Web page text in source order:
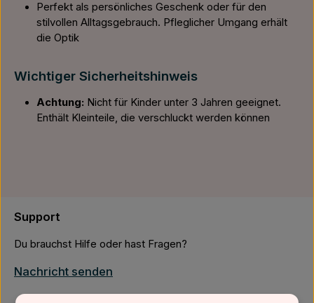
Perfekt als persönliches Geschenk oder für den
stilvollen Alltagsgebrauch. Pfleglicher Umgang erhält
die Optik
Wichtiger Sicherheitshinweis
Achtung: Nicht für Kinder unter 3 Jahren geeignet.
Enthält Kleinteile, die verschluckt werden können
Support
Du brauchst Hilfe oder hast Fragen?
Nachricht senden